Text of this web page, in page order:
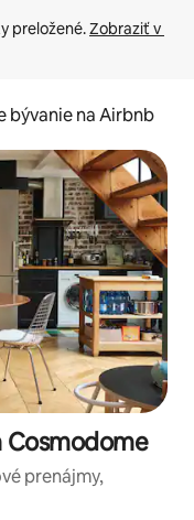
preložené. Zobraziť v
bývanie na Airbnb
Cosmodome
prenájmy,